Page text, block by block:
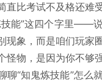
直比考试不及格还难
能”这四个字里——
现象，而是咱们玩家
怪物，是因为你不够
聊“知鬼炼技能”怎